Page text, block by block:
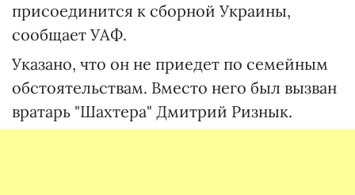
присоединится к сборной Украины,
сообщает УАФ.
Указано, что он не приедет по семейным
обстоятельствам. Вместо него был вызван
вратарь "Шахтера" Дмитрий Ризнык.